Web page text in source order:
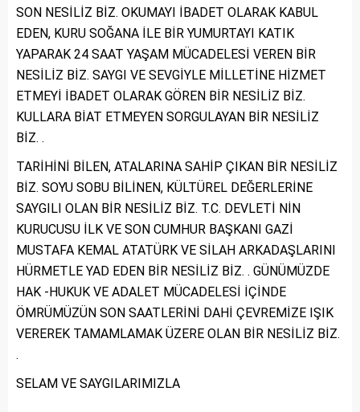
SON NESİLİZ BİZ. OKUMAYI İBADET OLARAK KABUL
EDEN, KURU SOĞANA İLE BİR YUMURTAYI KATIK
YAPARAK 24 SAAT YAŞAM MÜCADELESİ VEREN BİR
NESİLİZ BİZ. SAYGI VE SEVGİYLE MİLLETİNE HİZMET
ETMEYİ İBADET OLARAK GÖREN BİR NESİLİZ BİZ.
KULLARA BİAT ETMEYEN SORGULAYAN BİR NESİLİZ
BİZ. .
TARİHİNİ BİLEN, ATALARINA SAHİP ÇIKAN BİR NESİLİZ
BİZ. SOYU SOBU BİLİNEN, KÜLTÜREL DEĞERLERİNE
SAYGILI OLAN BİR NESİLİZ BİZ. T.C. DEVLETİ NİN
KURUCUSU İLK VE SON CUMHUR BAŞKANI GAZİ
MUSTAFA KEMAL ATATÜRK VE SİLAH ARKADAŞLARINI
HÜRMETLE YAD EDEN BİR NESİLİZ BİZ. . GÜNÜMÜZDE
HAK -HUKUK VE ADALET MÜCADELESİ İÇİNDE
ÖMRÜMÜZÜN SON SAATLERİNİ DAHİ ÇEVREMİZE IŞIK
VEREREK TAMAMLAMAK ÜZERE OLAN BİR NESİLİZ BİZ.
.
SELAM VE SAYGILARIMIZLA